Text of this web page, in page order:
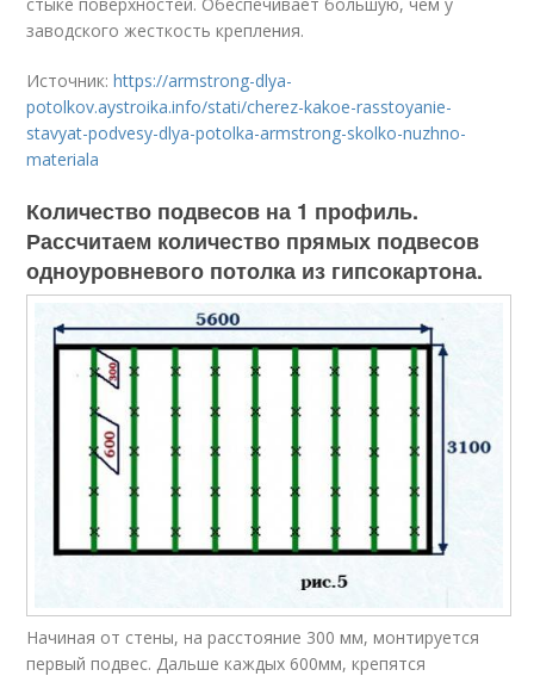
заводского жесткость крепления.
Источник:https://armstrong-dlya-
potolkov.aystroika.info/stati/cherez-kakoe-rasstoyanie-
stavyat-podvesy-dlya-potolka-armstrong-skolko-nuzhno-
materiala
Количество подвесов на 1 профиль.
Рассчитаем количество прямых подвесов
одноуровневого потолка из гипсокартона.
Начиная от стены, на расстояние 300 мм, монтируется
первый подвес. Дальше каждых 600мм, крепятся